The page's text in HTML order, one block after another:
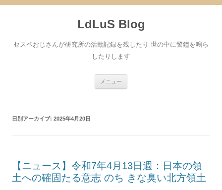
へ
ス
LdLuS Blog
セスペおじさんが研究所の活動記録を残したり 世の中に警鐘を鳴ら
したりします
メニュー
日別アーカイブ: 2025年4月20日
【ニュース】令和7年4月13日週：日本の領
土への確固たる意志 のち きな臭い北方領土